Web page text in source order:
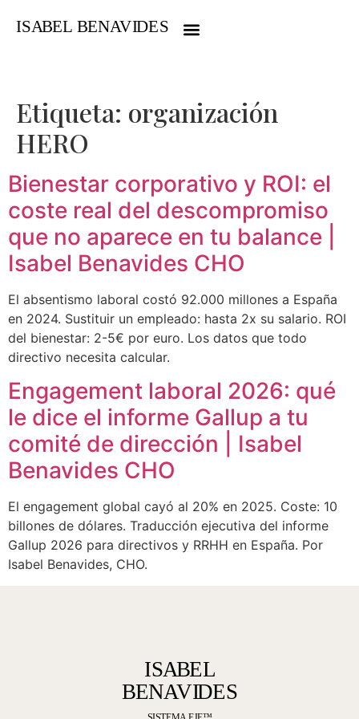
Etiqueta: organización
HERO
Bienestar corporativo y ROI: el
coste real del descompromiso
que no aparece en tu balance |
Isabel Benavides CHO
El absentismo laboral costó 92.000 millones a España
en 2024. Sustituir un empleado: hasta 2x su salario. ROI
del bienestar: 2-5€ por euro. Los datos que todo
directivo necesita calcular.
Engagement laboral 2026: qué
le dice el informe Gallup a tu
comité de dirección | Isabel
Benavides CHO
El engagement global cayó al 20% en 2025. Coste: 10
billones de dólares. Traducción ejecutiva del informe
Gallup 2026 para directivos y RRHH en España. Por
Isabel Benavides, CHO.